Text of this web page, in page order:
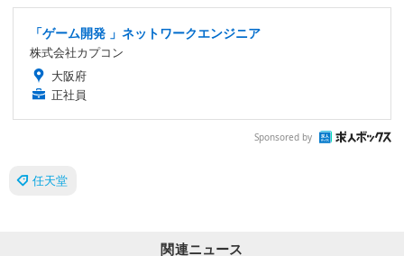
「ゲーム開発 」ネットワークエンジニア
株式会社カプコン
大阪府
正社員
Sponsored by
任天堂
関連ニュース